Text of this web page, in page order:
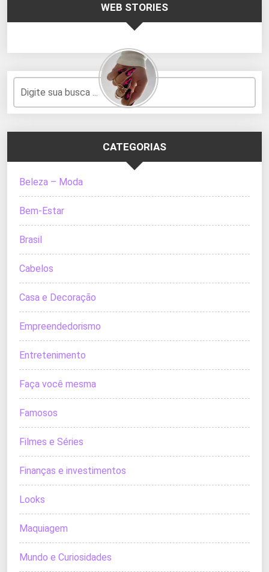
WEB STORIES
CATEGORIAS
Beleza – Moda
Bem-Estar
Brasil
Cabelos
Casa e Decoração
Empreendedorismo
Entretenimento
Faça você mesma
Famosos
Filmes e Séries
Finanças e investimentos
Looks
Maquiagem
Mundo e Curiosidades